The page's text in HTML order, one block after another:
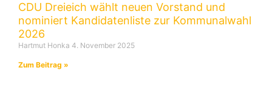
CDU Dreieich wählt neuen Vorstand und
nominiert Kandidatenliste zur Kommunalwahl
2026
Hartmut Honka 4. November 2025
Zum Beitrag »